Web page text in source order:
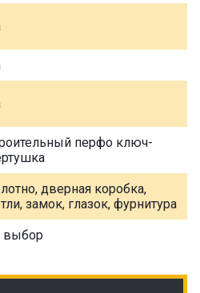
перфо ключ-
дверная коробка,
замок, глазок, фурнитура
выбор